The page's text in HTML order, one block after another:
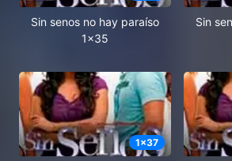
Sin senos no hay paraíso
1x35
Sin
1x37